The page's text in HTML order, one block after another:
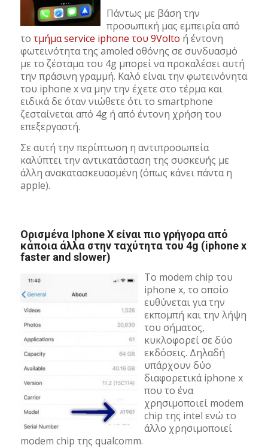
Πάντως με βάση την
προσωπική μας εμπειρία από
το τμήμα service iphone του 9Volto ή έντονη
φωτεινότητα της amoled οθόνης σε συνδυασμό
με το ζέσταμα του 4g μπορεί να προκαλέσει αυτή
την πράσινη γραμμή. Καλό είναι την φωτεινόνητα
του iphone x να μην την έχετε στο τέρμα και
ειδικά δε όταν νιώθετε ότι το smartphone
ζεσταίνεται από 4g ή από έντονη χρήση του
επεξεργαστή.
Σε αυτή την περίπτωση η αντιπροσωπεία
καλύπτει την αντικατάσταση της συσκευής με
άλλη ανακατασκευασμένη (όπως κάνει πάντα η
apple).
Ορισμένα Iphone X είναι πιο γρήγορα από
κάποια άλλα στην ταχύτητα του 4g (iphone x
faster and slower)
To modem chip του
iphone x, το οποίο
ευθύνεται για την
εκπομπή και την λήψη
του σήματος,
κυκλοφορεί σε δύο
εκδόσεις. Δηλαδή
υπάρχουν δύο
διαφορετικά iphone x
που το ένα
χρησιμοποιεί modem
chip της intel ενώ το
άλλο χρησιμοποιεί
modem chip της qualcomm.